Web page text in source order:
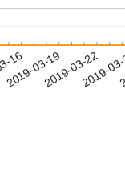
16
2019-03-192019-03-22
2019-